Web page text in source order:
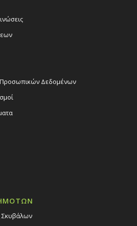
Προσωπικών Δεδομένων
Σκυβάλων